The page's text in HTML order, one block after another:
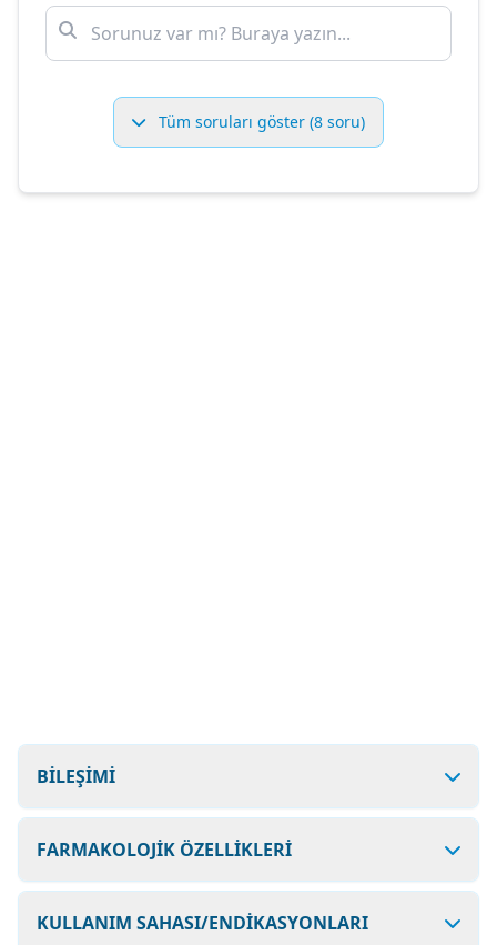
Tüm soruları göster (8 soru)
BİLEŞİMİ
FARMAKOLOJİK ÖZELLİKLERİ
KULLANIM SAHASI/ENDİKASYONLARI